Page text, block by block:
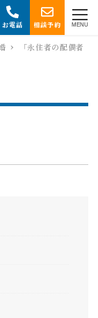
お電話 相談予約 MENU
「永住者の配偶者